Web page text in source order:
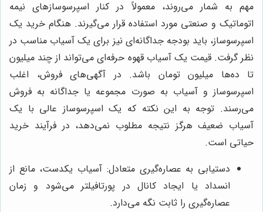
مهم به شمار می‌روند، معمولاً در کنار اسپرسوسازهای نیمه
اتوماتیک و صنعتی مورد استفاده قرار می‌گیرند. هنگام خرید یک
اسپرسوساز، باید بودجه جداگانه‌ای نیز برای یک آسیاب مناسب در
نظر گرفت. قیمت یک آسیاب قهوه حرفه‌ای می‌تواند از چند میلیون
تا ده‌ها میلیون تومان باشد. در آگهی‌های فروش، اغلب
اسپرسوساز و آسیاب به صورت مجموعه یا جداگانه به فروش
می‌رسند. توجه به این نکته که یک اسپرسوساز عالی با یک
آسیاب ضعیف هرگز نتیجه مطلوب نمی‌دهد، در فرآیند خرید
حیاتی است.
دستیابی به عصاره‌گیری متعادل: آسیاب یکدست، مانع از
انسداد یا ایجاد کانال در پورتافیلتر می‌شود و زمان
عصاره‌گیری را ثابت نگه می‌دارد.